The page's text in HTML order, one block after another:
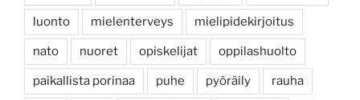
luonto mielenterveys mielipidekirjoitus
nato nuoret opiskelijat oppilashuolto
paikallista porinaa puhe pyöräily rauha